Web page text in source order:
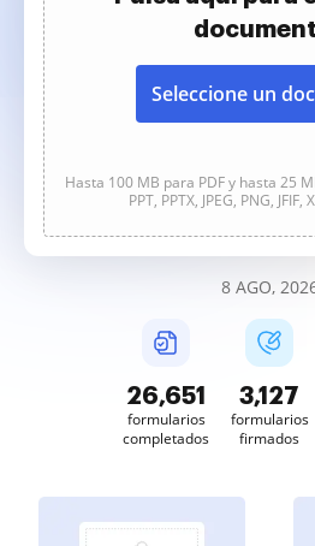
Seleccione un
Hasta 100 MB para PDF y hasta 25
PPT, PPTX, JPEG, PNG, JFIF,
8 AGO,
26,652
formularios
completados
3,127
formularios
firmados